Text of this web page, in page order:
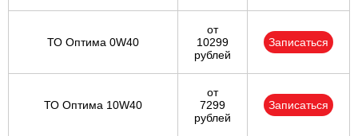
ТО Оптима 0W40
от
10299
рублей
Записаться
ТО Оптима 10W40
от
7299
рублей
Записаться